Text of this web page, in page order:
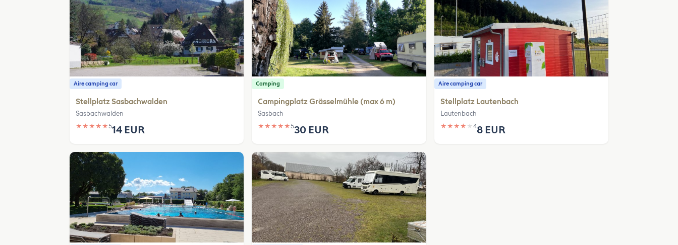
Aire camping car
Stellplatz Sasbachwalden
Sasbachwalden
★ ★ ★ ★ ★514 EUR
Camping
Campingplatz Grässelmühle (max 6 m)
Sasbach
★ ★ ★ ★ ★530 EUR
Aire camping car
Stellplatz Lautenbach
Lautenbach
★ ★ ★ ★ ★ 48 EUR